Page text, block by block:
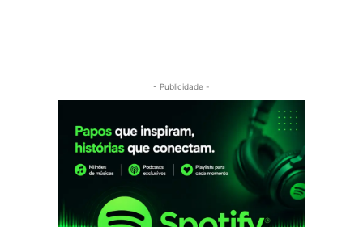
- Publicidade -